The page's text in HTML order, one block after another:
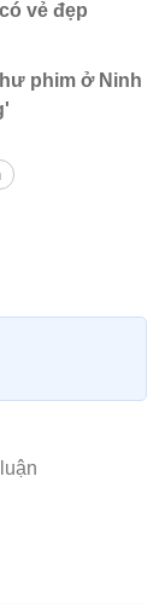
vẻ đẹp
phim ở Ninh